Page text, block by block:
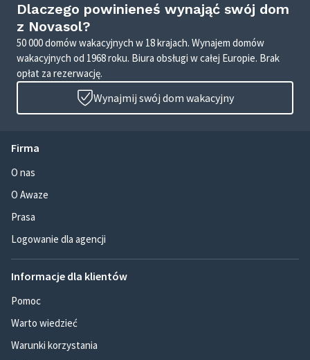
Dlaczego powinieneś wynająć swój dom
z Novasol?
50 000 domów wakacyjnych w 18 krajach. Wynajem domów
wakacyjnych od 1968 roku. Biura obsługi w całej Europie. Brak
opłat za rezerwację.
Wynajmij swój dom wakacyjny
Firma
O nas
O Awaze
Prasa
Logowanie dla agencji
Informacje dla klientów
Pomoc
Warto wiedzieć
Warunki korzystania